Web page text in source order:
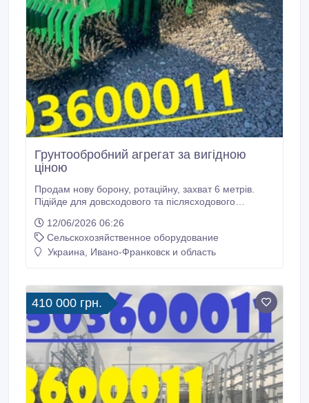
Грунтообробний агрегат за вигідною
ціною
Продам нову борону, ротаційну, захват 6 метрів.
Підійде для довсходового та післясходового
просапних, технічних). Справиться з задачами
розпушення, аерації, грунту, знищення
ниткоподібних бур’янів. Технічні характеристики :
0503600011.
12/06/2026 06:26
Сельскохозяйственное оборудование
Украина, Ивано-Франковск и область
410 000 грн.